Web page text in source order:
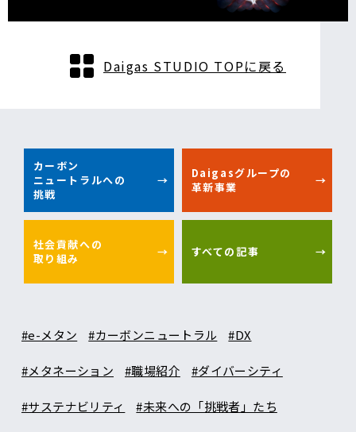
Daigas STUDIO TOPに戻る
カーボン
ニュートラルへの
挑戦
Daigasグループの
革新事業
社会貢献への
取り組み
すべての記事
#e-メタン #カーボンニュートラル #DX
#メタネーション #職場紹介 #ダイバーシティ
#サステナビリティ #未来への「挑戦者」たち